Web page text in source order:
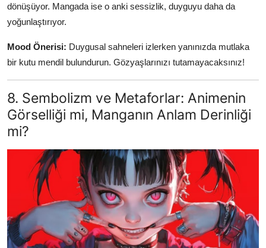
dönüşüyor. Mangada ise o anki sessizlik, duyguyu daha da
yoğunlaştırıyor.
Mood Önerisi: Duygusal sahneleri izlerken yanınızda mutlaka
bir kutu mendil bulundurun. Gözyaşlarınızı tutamayacaksınız!
8. Sembolizm ve Metaforlar: Animenin
Görselliği mi, Manganın Anlam Derinliği
mi?